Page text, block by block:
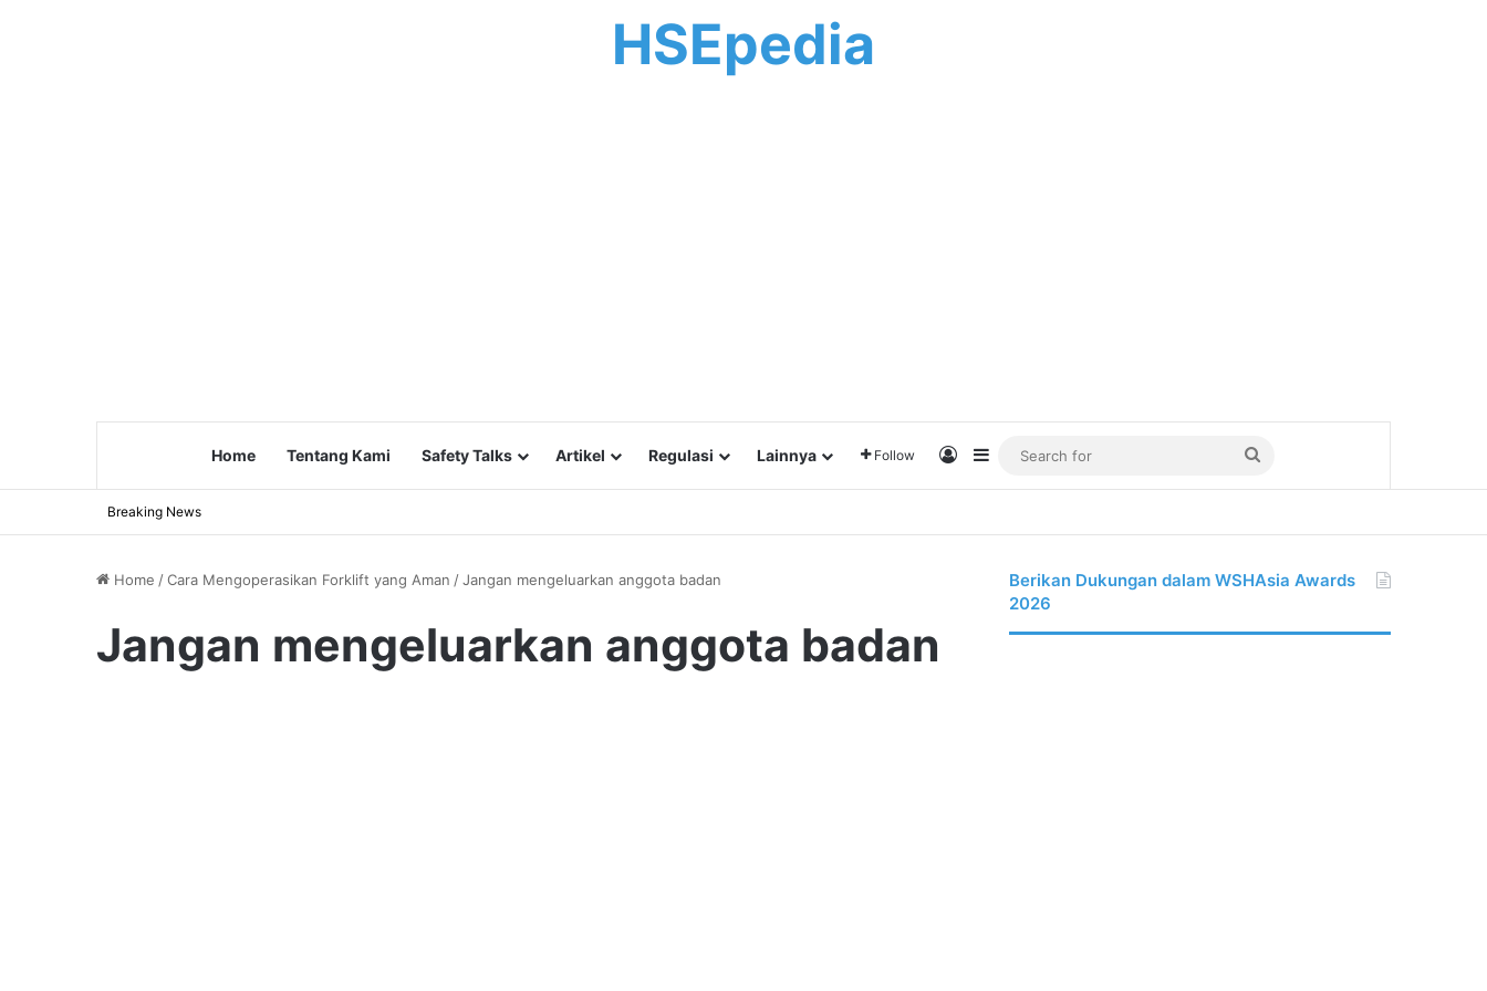
HSEpedia
Home Tentang Kami Safety Talks Artikel Regulasi Lainnya Follow Log InSidebar
for
Breaking News
Home /Cara Mengoperasikan Forklift yang Aman /Jangan mengeluarkan anggota badan
Jangan mengeluarkan anggota badan
Berikan Dukungan dalam WSHAsia Awards
2026